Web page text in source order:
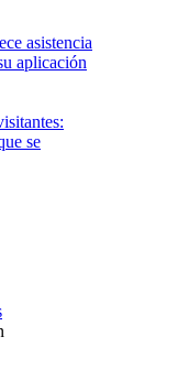
asistencia
aplicación
se